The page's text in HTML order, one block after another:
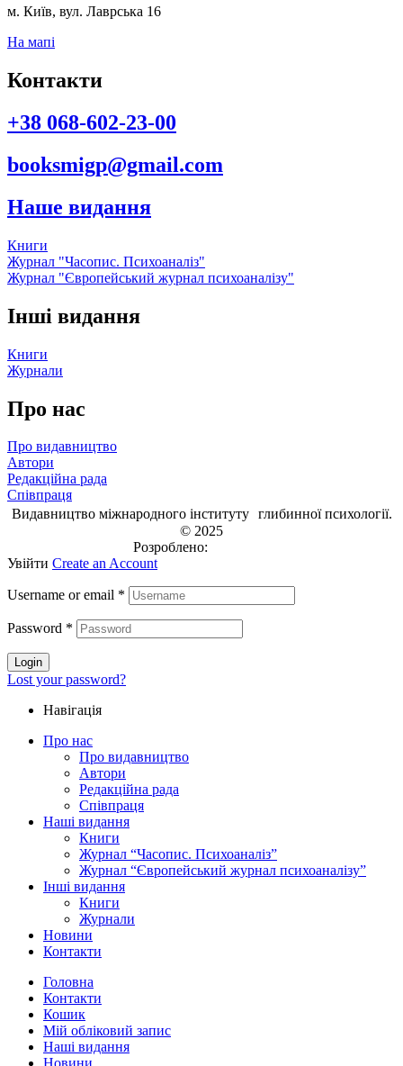
м. Київ, вул. Лаврська 16
На мапі
Контакти
+38 068-602-23-00
booksmigp@gmail.com
Наше видання
Книги
Журнал "Часопис. Психоаналіз"
Журнал "Європейський журнал психоаналізу"
Інші видання
Книги
Журнали
Про нас
Про видавництво
Автори
Редакційна рада
Співпраця
Видавництво міжнародного інституту глибинної психології.
© 2025
Розроблено:
Увійти Create an Account
Username or email *
Password *
Login
Lost your password?
Навігація
Про нас
Про видавництво
Автори
Редакційна рада
Співпраця
Наші видання
Книги
Журнал “Часопис. Психоаналіз”
Журнал “Європейський журнал психоаналізу”
Інші видання
Книги
Журнали
Новини
Контакти
Головна
Контакти
Кошик
Мій обліковий запис
Наші видання